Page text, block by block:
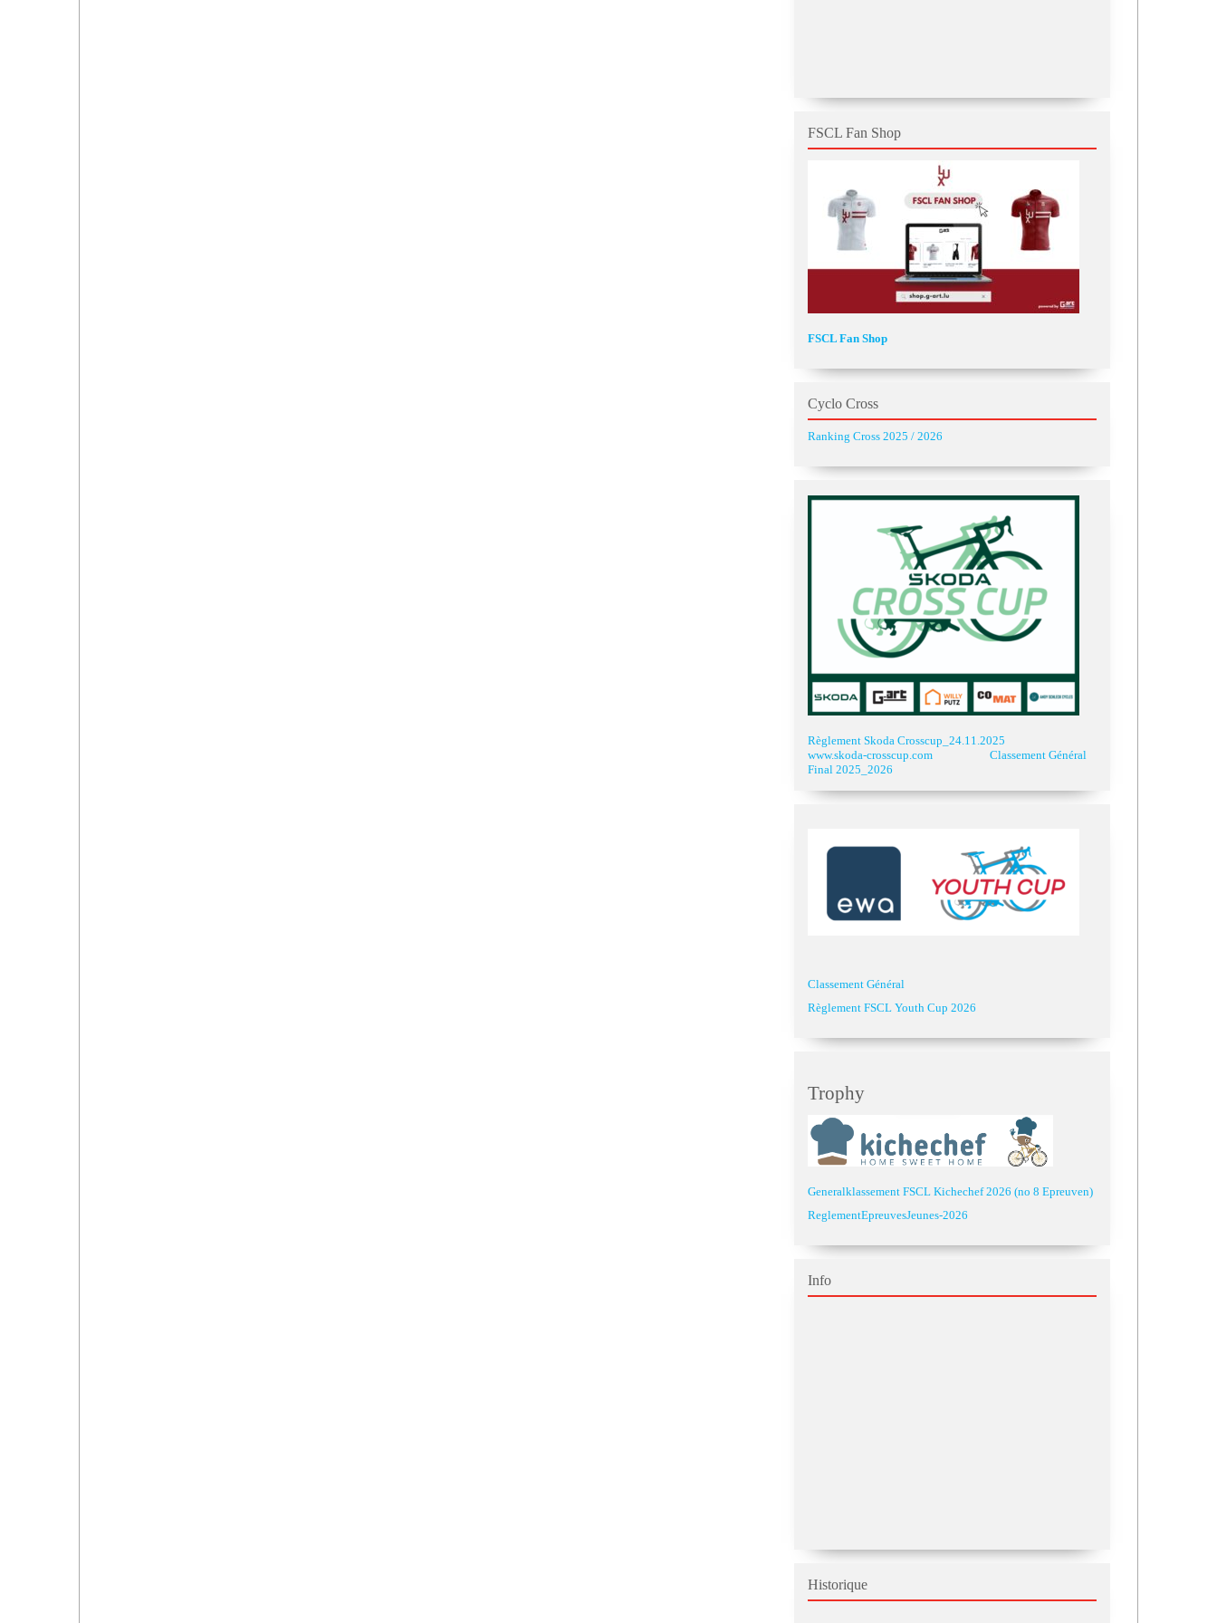
FSCL Fan Shop
FSCL Fan Shop
Cyclo Cross
Ranking Cross 2025 / 2026
Règlement Skoda Crosscup_24.11.2025
www.skoda-crosscup.com
Classement Général
Final 2025_2026
Classement Général
Règlement FSCL Youth Cup 2026
Trophy
Generalklassement FSCL Kichechef 2026 (no 8 Epreuven)
ReglementEpreuvesJeunes-2026
Info
Historique